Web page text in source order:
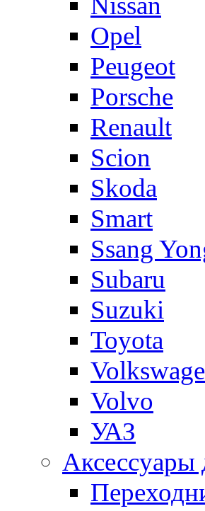
Opel
Peugeot
Porsche
Renault
Scion
Skoda
Smart
Ssang
Subaru
Suzuki
Toyota
Volvo
УАЗ
Аксессуары